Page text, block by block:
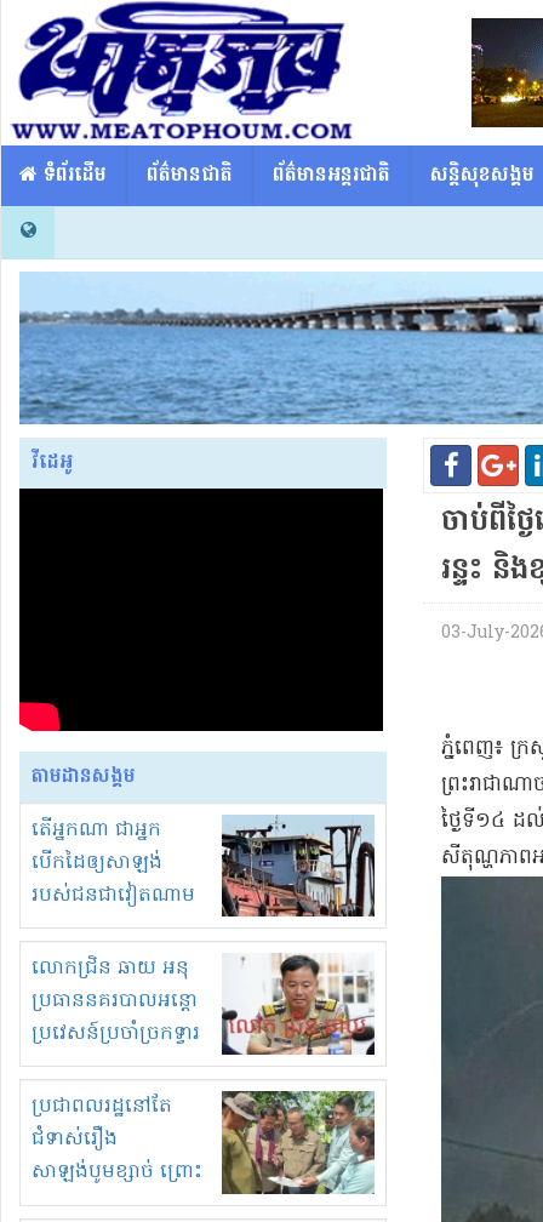
​​ ទំព័រដើម ព័ត៌មានជាតិ ព័ត៌មានអន្តរជាតិ សន្តិសុខសង្គម
វីដេអូ
តាមដានសង្គម
តើអ្នកណា ជាអ្នក
បើកដៃឲ្យសាឡង់
របស់ជនជាវៀតណាម
ចូល មកខុស
ច្បាប់លួចបូមខ្សាច់នៅ
ក្នុងប្រទេសកម្ពុជា
លោកជ្រិន ឆាយ អនុ
ប្រធាននគរបាលអន្តោ
ប្រវេសន៍ប្រចាំច្រកទ្វារ
ព្រំដែនភ្នំឌិន និងឈ្មួញ
មួយចំនួនទៀត
កំពង់តែគុបគិតគ្នា
ធ្វើសកម្មភាពរកស៊ីនិង
ស្តុកទំនិញគេចពន្ធ?
ប្រជាពលរដ្ឋនៅតែ
ជំទាស់រឿង
សាឡង់បូមខ្សាច់ ព្រោះ
ខ្លាចបាក់ច្រាំងទៀត!
ចាប់ពី​ថ្ង
រន្ទះ និ
03-July-
ភ្នំពេញ​៖ ក្
ព្រះរាជាណ
ថ្ងៃទី​១៤ ដ
សីតុណ្ហភាព​